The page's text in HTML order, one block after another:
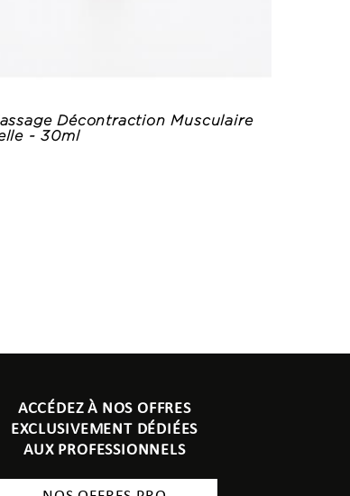
Décontraction Musculaire
- 30ml
ACCÉDEZ À NOS OFFRES
EXCLUSIVEMENT DÉDIÉES
AUX PROFESSIONNELS